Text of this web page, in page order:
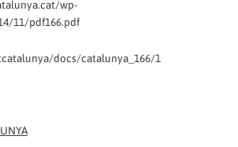
wp-
11/pdf166.pdf
docs/catalunya_166/1